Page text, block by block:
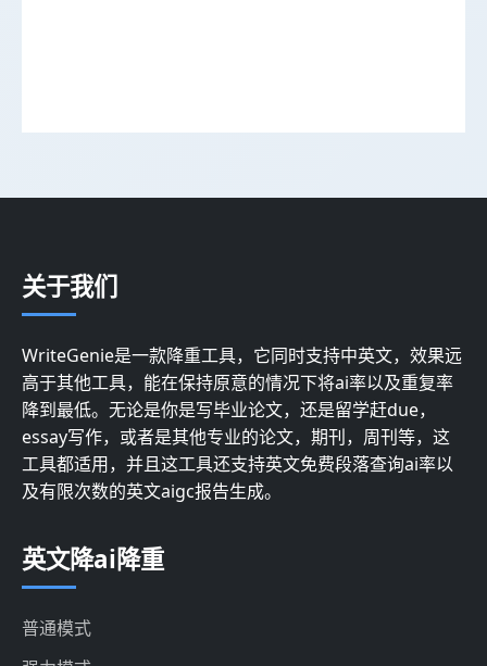
关于我们
WriteGenie是一款降重工具，它同时支持中英文，效果远
高于其他工具，能在保持原意的情况下将ai率以及重复率
降到最低。无论是你是写毕业论文，还是留学赶due，
essay写作，或者是其他专业的论文，期刊，周刊等，这
工具都适用，并且这工具还支持英文免费段落查询ai率以
及有限次数的英文aigc报告生成。
英文降ai降重
普通模式